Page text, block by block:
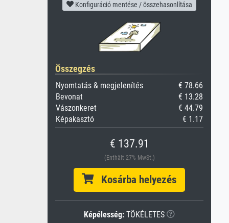
Konfiguráció mentése / összehasonlítása
Összegzés
Nyomtatás & megjelenítés
€ 78.66
Bevonat
€ 13.28
Vászonkeret
€ 44.79
Képakasztó
€ 1.17
€ 137.91
(Enthält 27% MwSt.)
Kosárba helyezés
Képélesség: TÖKÉLETES